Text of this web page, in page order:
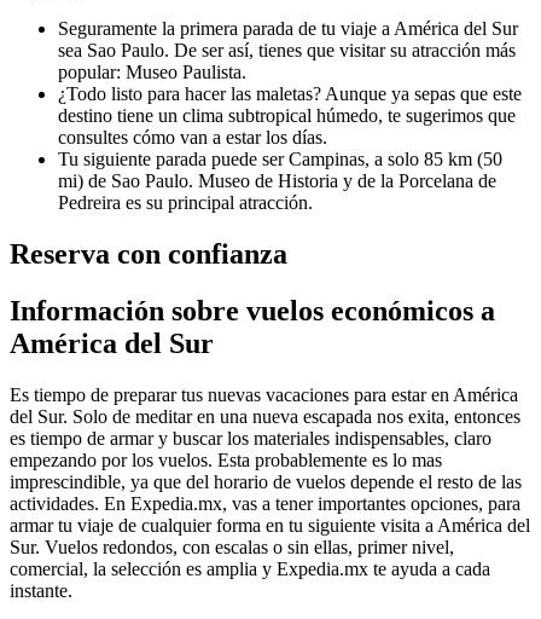
Seguramente la primera parada de tu viaje a América del Sur
sea Sao Paulo. De ser así, tienes que visitar su atracción más
popular: Museo Paulista.
¿Todo listo para hacer las maletas? Aunque ya sepas que este
destino tiene un clima subtropical húmedo, te sugerimos que
consultes cómo van a estar los días.
Tu siguiente parada puede ser Campinas, a solo 85 km (50
mi) de Sao Paulo. Museo de Historia y de la Porcelana de
Pedreira es su principal atracción.
Reserva con confianza
Información sobre vuelos económicos a
América del Sur
Es tiempo de preparar tus nuevas vacaciones para estar en América
del Sur. Solo de meditar en una nueva escapada nos exita, entonces
es tiempo de armar y buscar los materiales indispensables, claro
empezando por los vuelos. Esta probablemente es lo mas
imprescindible, ya que del horario de vuelos depende el resto de las
actividades. En Expedia.mx, vas a tener importantes opciones, para
armar tu viaje de cualquier forma en tu siguiente visita a América del
Sur. Vuelos redondos, con escalas o sin ellas, primer nivel,
comercial, la selección es amplia y Expedia.mx te ayuda a cada
instante.